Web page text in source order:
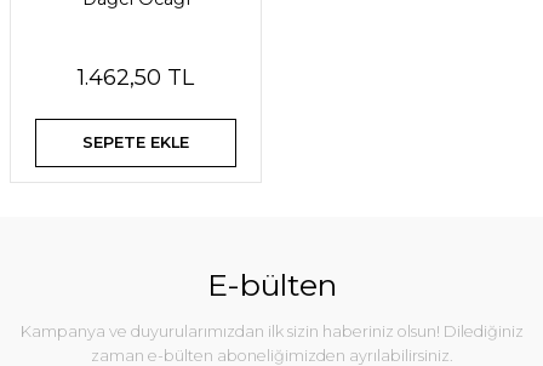
1.462,50 TL
SEPETE EKLE
E-bülten
Kampanya ve duyurularımızdan ilk sizin haberiniz olsun! Dilediğiniz
zaman e-bülten aboneliğimizden ayrılabilirsiniz.